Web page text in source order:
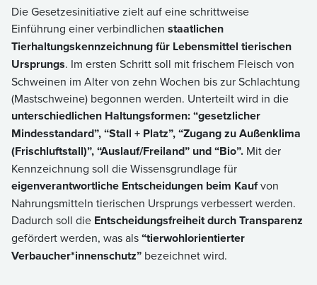
Die Gesetzesinitiative zielt auf eine schrittweise
Einführung einer verbindlichen staatlichen
Tierhaltungskennzeichnung für Lebensmittel tierischen
Ursprungs. Im ersten Schritt soll mit frischem Fleisch von
Schweinen im Alter von zehn Wochen bis zur Schlachtung
(Mastschweine) begonnen werden. Unterteilt wird in die
unterschiedlichen Haltungsformen: “gesetzlicher
Mindesstandard”, “Stall + Platz”, “Zugang zu Außenklima
(Frischluftstall)”, “Auslauf/Freiland” und “Bio”. Mit der
Kennzeichnung soll die Wissensgrundlage für
eigenverantwortliche Entscheidungen beim Kaufvon
Nahrungsmitteln tierischen Ursprungs verbessert werden.
Dadurch soll die Entscheidungsfreiheit durch Transparenz
gefördert werden, was als“tierwohlorientierter
Verbaucher*innenschutz” bezeichnet wird.